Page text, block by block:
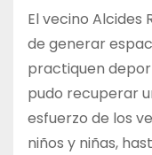
El vecino Alcides
de generar
practiquen
pudo recuperar
esfuerzo de los
niños y niñas,